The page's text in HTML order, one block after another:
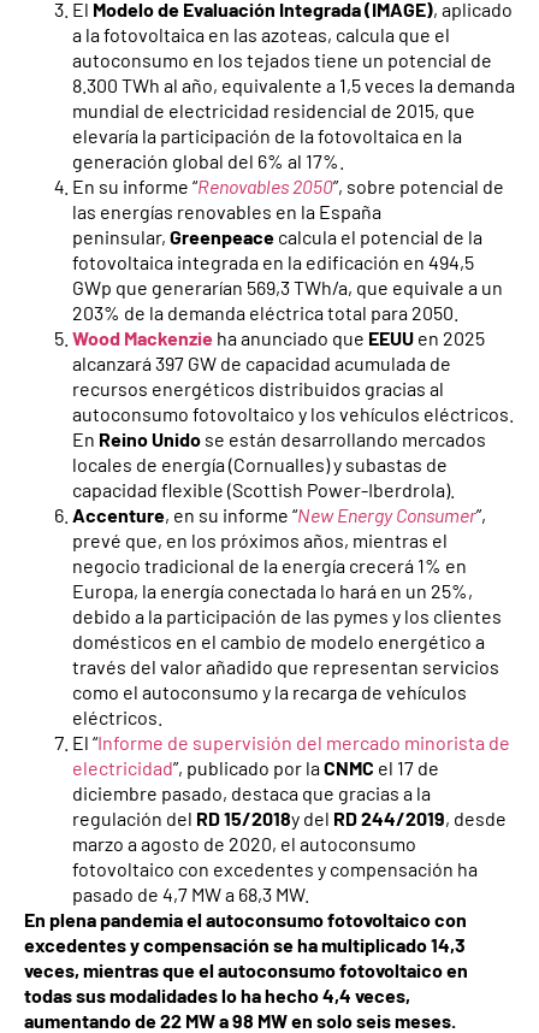
El Modelo de Evaluación Integrada (IMAGE), aplicado
a la fotovoltaica en las azoteas, calcula que el
autoconsumo en los tejados tiene un potencial de
8.300 TWh al año, equivalente a 1,5 veces la demanda
mundial de electricidad residencial de 2015, que
elevaría la participación de la fotovoltaica en la
generación global del 6% al 17%.
En su informe “Renovables 2050”, sobre potencial de
las energías renovables en la España
peninsular, Greenpeace calcula el potencial de la
fotovoltaica integrada en la edificación en 494,5
GWp que generarían 569,3 TWh/a, que equivale a un
203% de la demanda eléctrica total para 2050.
Wood Mackenzie ha anunciado que EEUU en 2025
alcanzará 397 GW de capacidad acumulada de
recursos energéticos distribuidos gracias al
autoconsumo fotovoltaico y los vehículos eléctricos.
En Reino Unido se están desarrollando mercados
locales de energía (Cornualles) y subastas de
capacidad flexible (Scottish Power-Iberdrola).
Accenture, en su informe “New Energy Consumer”,
prevé que, en los próximos años, mientras el
negocio tradicional de la energía crecerá 1% en
Europa, la energía conectada lo hará en un 25%,
debido a la participación de las pymes y los clientes
domésticos en el cambio de modelo energético a
través del valor añadido que representan servicios
como el autoconsumo y la recarga de vehículos
eléctricos.
El “Informe de supervisión del mercado minorista de
electricidad”, publicado por laCNMC el 17 de
diciembre pasado, destaca que gracias a la
regulación del RD 15/2018y del RD 244/2019, desde
marzo a agosto de 2020, el autoconsumo
fotovoltaico con excedentes y compensación ha
pasado de 4,7 MW a 68,3 MW.
En plena pandemia el autoconsumo fotovoltaico con
excedentes y compensación se ha multiplicado 14,3
veces, mientras que el autoconsumo fotovoltaico en
todas sus modalidades lo ha hecho 4,4 veces,
aumentando de 22 MW a 98 MW en solo seis meses.